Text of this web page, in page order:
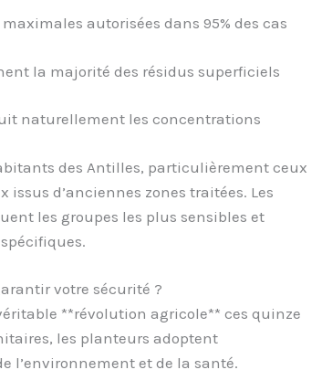
autorisées dans 95% des cas
la majorité des résidus superficiels
naturellement les concentrations
des Antilles, particulièrement ceux
d’anciennes zones traitées. Les
les groupes les plus sensibles et
votre sécurité ?
**révolution agricole** ces quinze
les planteurs adoptent
l’environnement et de la santé.